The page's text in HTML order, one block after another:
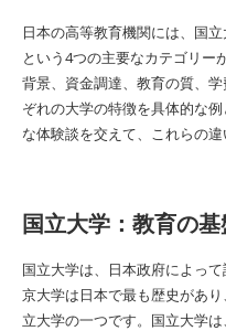
日本の高等教育機関には、国
という4つの主要なカテゴリー
背景、資金調達、教育の質、
ぞれの大学の特徴を具体的な
な体験談を交えて、これらの
国立大学：教育の
国立大学は、日本政府によっ
京大学は日本で最も歴史があ
立大学の一つです。国立大学